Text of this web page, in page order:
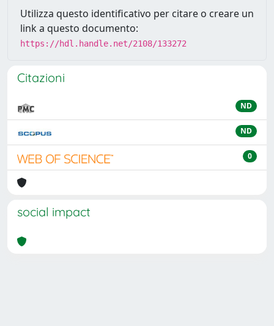
Utilizza questo identificativo per citare o creare un
link a questo documento:
https://hdl.handle.net/2108/133272
Citazioni
ND
ND
0
social impact